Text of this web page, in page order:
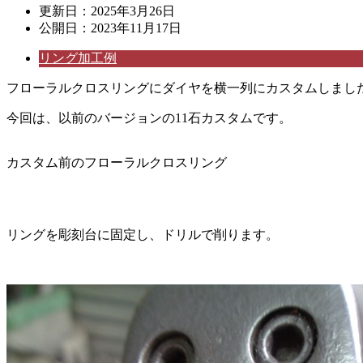
更新日： 2025年3月26日
公開日： 2023年11月17日
リング加工例
フローラルクロスリングにダイヤを横一列にカスタムしまし
今回は、以前のバージョンの11石カスタムです。
カスタム前のフローラルクロスリング
リングを彫刻台に固定し、ドリルで削ります。